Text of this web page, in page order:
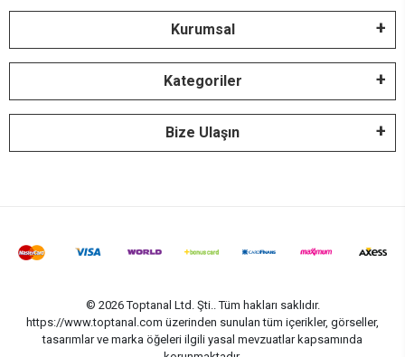
Kurumsal
Kategoriler
Bize Ulaşın
© 2026 Toptanal Ltd. Şti.. Tüm hakları saklıdır.
https://www.toptanal.com üzerinden sunulan tüm içerikler, görseller,
tasarımlar ve marka öğeleri ilgili yasal mevzuatlar kapsamında